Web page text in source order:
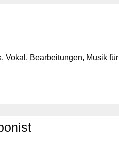
Vokal, Bearbeitungen, Musik